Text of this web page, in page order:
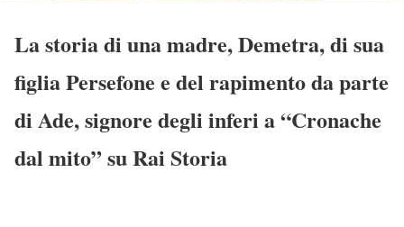
La storia di una madre, Demetra, di sua
figlia Persefone e del rapimento da parte
di Ade, signore degli inferi a “Cronache
dal mito” su Rai Storia